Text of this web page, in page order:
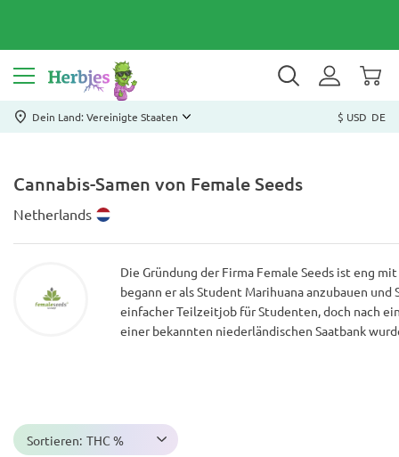
Dein Land: Vereinigte Staaten $ USD DE
Cannabis-Samen von Female Seeds
Netherlands
Die Gründung der Firma Female Seeds ist eng
begann er als Student Marihuana anzubauen
einfacher Teilzeitjob für Studenten, doch nach
einer bekannten niederländischen Saatbank
Sortieren: THC %